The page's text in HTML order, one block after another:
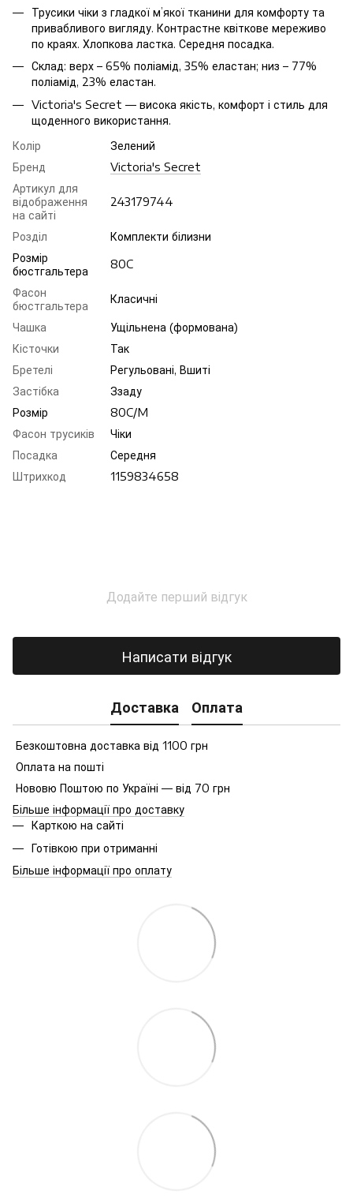
Трусики чіки з гладкої м’якої тканини для комфорту та
привабливого вигляду. Контрастне квіткове мереживо
по краях. Хлопкова ластка. Середня посадка.
Склад: верх – 65% поліамід, 35% еластан; низ – 77%
поліамід, 23% еластан.
Victoria's Secret — висока якість, комфорт і стиль для
щоденного використання.
Колір
Зелений
Бренд
Victoria's Secret
Артикул для
відображення
на сайті
243179744
Розділ
Комплекти білизни
Розмір
бюстгальтера
80C
Фасон
бюстгальтера
Класичні
Чашка
Ущільнена (формована)
Кісточки
Так
Бретелі
Регульовані, Вшиті
Застібка
Ззаду
Розмір
80C/M
Фасон трусиків
Чіки
Посадка
Середня
Штрихкод
1159834658
Додайте перший відгук
Написати відгук
Доставка Оплата
Безкоштовна доставка від 1100 грн
Оплата на пошті
Нововю Поштою по Україні — від 70 грн
Більше інформації про доставку
Карткою на сайті
Готівкою при отриманні
Більше інформації про оплату